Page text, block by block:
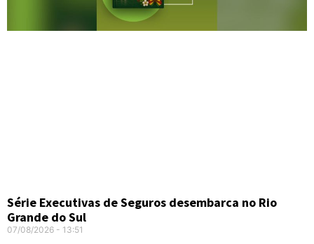
Série Executivas de Seguros desembarca no Rio
Grande do Sul
07/08/2026 13:51